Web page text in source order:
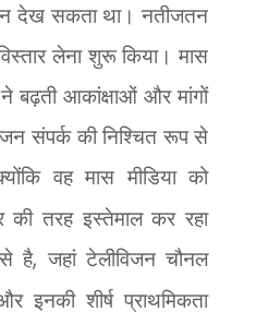
देख सकता था। नतीजतन
लेना शुरू किया। मास
ने बढ़ती आकांक्षाओं और मांगों
संपर्क की निश्चित रूप से
वह मास मीडिया को
तरह इस्तेमाल कर रहा
है, जहां टेलीविजन चौनल
इनकी शीर्ष प्राथमिकता